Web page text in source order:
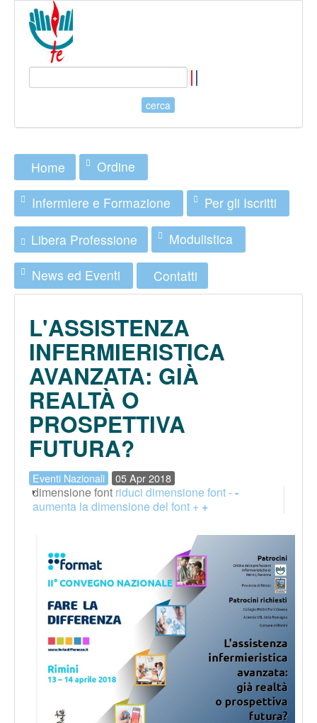
Home Ordine
Infermiere e Formazione Per gli Iscritti
Libera Professione Modulistica
News ed Eventi Contatti
L'ASSISTENZA
INFERMIERISTICA
AVANZATA: GIÀ
REALTÀ O
PROSPETTIVA
FUTURA?
Eventi Nazionali 05 Apr 2018
dimensione font riduci dimensione font --
aumenta la dimensione del font + +